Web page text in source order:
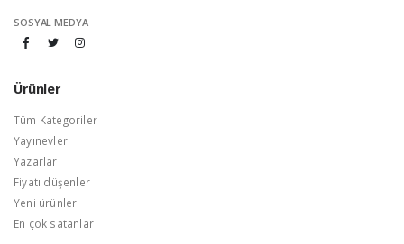
SOSYAL MEDYA
Ürünler
Tüm Kategoriler
Yayınevleri
Yazarlar
Fiyatı düşenler
Yeni ürünler
En çok satanlar